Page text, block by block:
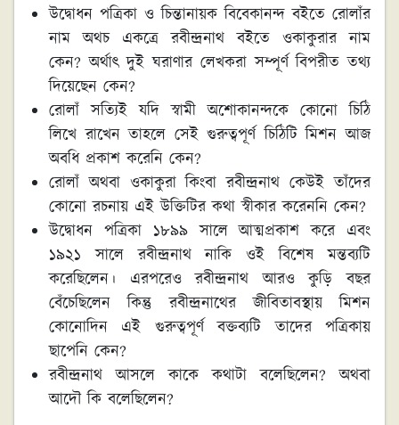
উদ্বোধন পত্রিকা ও চিন্তানায়ক বিবেকানন্দ বইতে রোলাঁর
নাম অথচ একত্রে রবীন্দ্রনাথ বইতে ওকাকুরার নাম
কেন? অর্থাৎ দুই ঘরাণার লেখকরা সম্পূর্ণ বিপরীত তথ্য
দিয়েছেন কেন?
রোলাঁ সত্যিই যদি স্বামী অশোকানন্দকে কোনো চিঠি
লিখে রাখেন তাহলে সেই গুরুত্বপূর্ণ চিঠিটি মিশন আজ
অবধি প্রকাশ করেনি কেন?
রোলাঁ অথবা ওকাকুরা কিংবা রবীন্দ্রনাথ কেউই তাঁদের
কোনো রচনায় এই উক্তিটির কথা স্বীকার করেননি কেন?
উদ্বোধন পত্রিকা ১৮৯৯ সালে আত্মপ্রকাশ করে এবং
১৯২১ সালে রবীন্দ্রনাথ নাকি ওই বিশেষ মন্তব্যটি
করেছিলেন। এরপরেও রবীন্দ্রনাথ আরও কুড়ি বছর
বেঁচেছিলেন কিন্তু রবীন্দ্রনাথের জীবিতাবস্থায় মিশন
কোনোদিন এই গুরুত্বপূর্ণ বক্তব্যটি তাদের পত্রিকায়
ছাপেনি কেন?
রবীন্দ্রনাথ আসলে কাকে কথাটা বলেছিলেন? অথবা
আদৌ কি বলেছিলেন?